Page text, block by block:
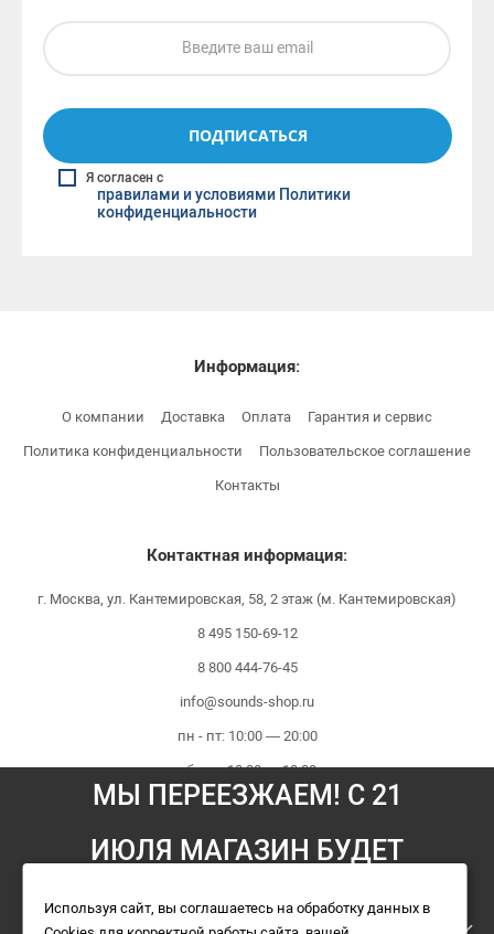
ПОДПИСАТЬСЯ
Я согласен с
правилами и условиями Политики
конфиденциальности
МЫ ПЕРЕЕЗЖАЕМ! С 21
ИЮЛЯ МАГАЗИН БУДЕТ
РАБОТАТЬ ПО НОВОМУ
Информация:
О компании Доставка Оплата Гарантия и сервис
Политика конфиденциальности Пользовательское соглашение
Контакты
Контактная информация:
г. Москва, ул. Кантемировская, 58, 2 этаж (м. Кантемировская)
8 495 150-69-12
8 800 444-76-45
info@sounds-shop.ru
пн - пт: 10:00 — 20:00
сб - вс: 10:00 — 18:00
Мы принимаем платежи:
Используя сайт, вы соглашаетесь на обработку данных в